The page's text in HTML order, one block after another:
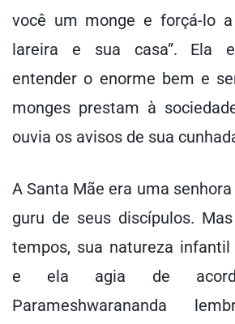
você um monge e forçá-lo a
lareira e sua casa”. Ela
entender o enorme bem e
monges prestam à
ouvia os avisos de sua
A Santa Mãe era uma
guru de seus discípulos.
tempos, sua natureza
e ela agia de
Parameshwarananda